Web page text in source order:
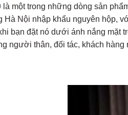
là một trong những dòng sản
Hà Nội nhập khẩu nguyên hộp,
bạn đặt nó dưới ánh nắng mặt
người thân, đối tác, khách hàng